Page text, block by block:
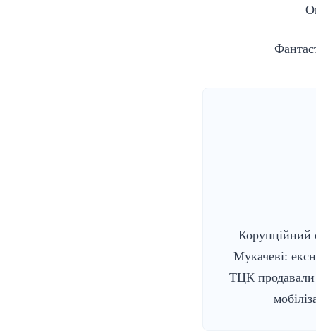
Корупційний
Мукачеві:
ТЦК продавали